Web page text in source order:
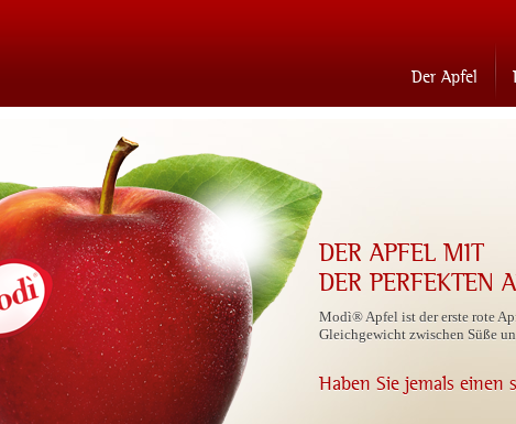
Der Apfel
DER APFEL MIT
DER PERFEKTEN
Modì® Apfel ist der erste rote
Gleichgewicht zwischen Süße
Haben Sie jemals einen